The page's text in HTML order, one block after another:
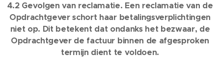
4.2 Gevolgen van reclamatie. Een reclamatie van de
Opdrachtgever schort haar betalingsverplichtingen
niet op. Dit betekent dat ondanks het bezwaar, de
Opdrachtgever de factuur binnen de afgesproken
termijn dient te voldoen.